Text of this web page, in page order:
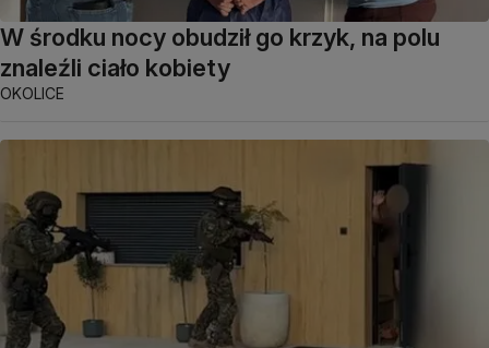
W środku nocy obudził go krzyk, na polu
znaleźli ciało kobiety
OKOLICE